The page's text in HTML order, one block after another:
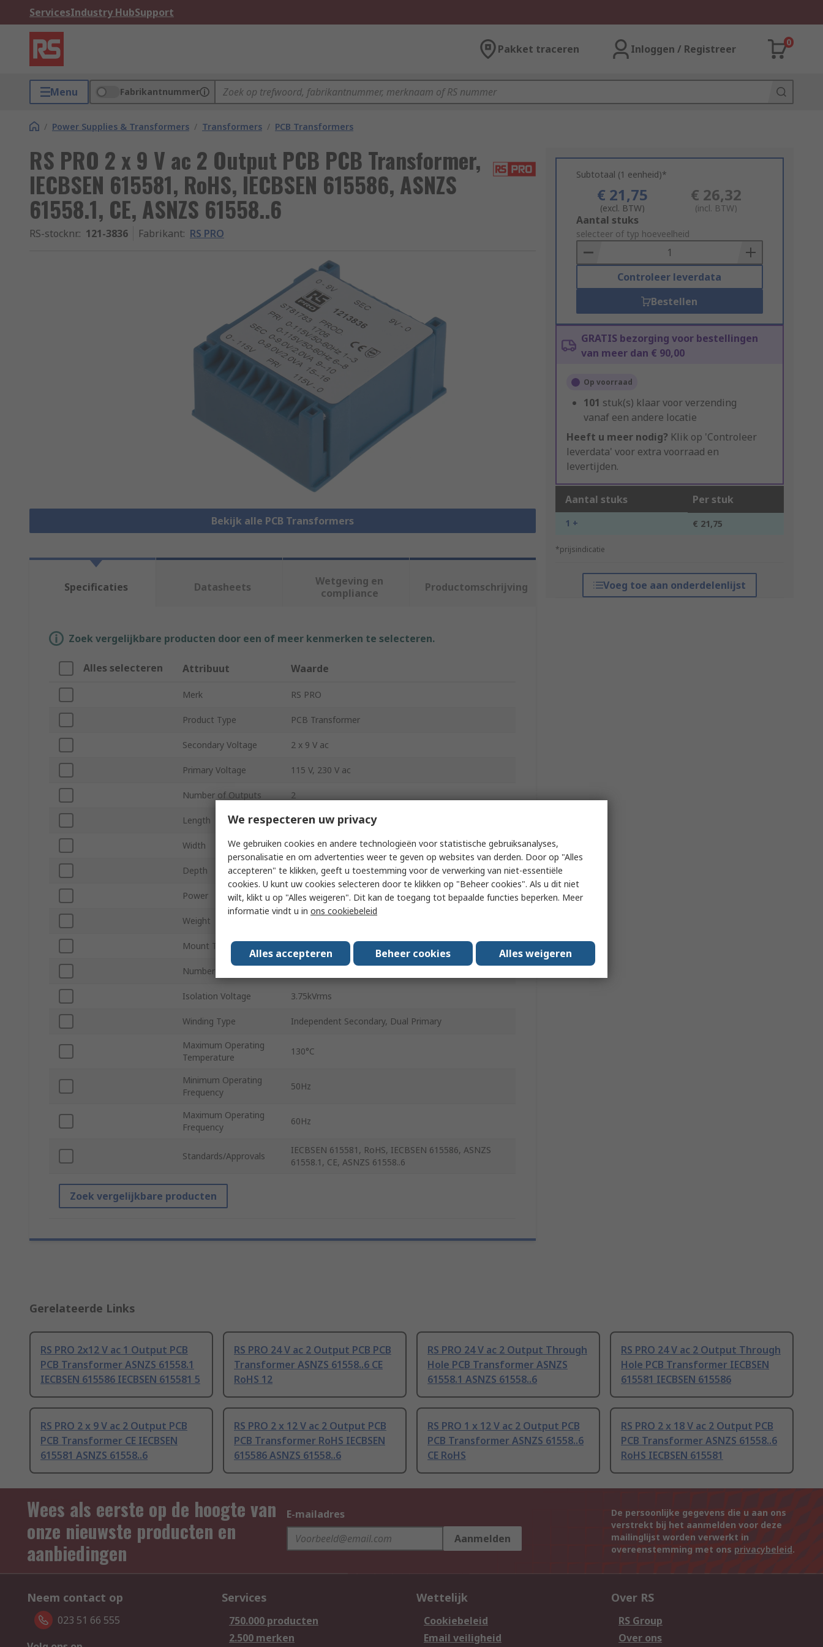
ServicesIndustry HubSupport
Pakket traceren Inloggen / Registreer
0
Menu Fabrikantnummer
/ Power Supplies & Transformers / Transformers / PCB Transformers
RS PRO 2 x 9 V ac 2 Output PCB PCB Transformer,
IECBSEN 615581, RoHS, IECBSEN 615586, ASNZS
61558.1, CE, ASNZS 61558..6
RS-stocknr.: 121-3836 Fabrikant: RS PRO
Bekijk alle PCB Transformers
Subtotaal (1 eenheid)*
€ 21,75
(excl. BTW)
€ 26,32
(incl. BTW)
Add
to
Basket
Aantal stuks
selecteer of typ hoeveelheid
Controleer leverdata
Bestellen
GRATIS bezorging voor bestellingen
van meer dan € 90,00
Op voorraad
101 stuk(s) klaar voor verzending
vanaf een andere locatie
Heeft u meer nodig? Klik op 'Controleer
leverdata' voor extra voorraad en
levertijden.
Aantal stuks Per stuk
1 + € 21,75
*prijsindicatie
Voeg toe aan onderdelenlijst
Specificaties Datasheets
Wetgeving en
compliance
Productomschrijving
Zoek vergelijkbare producten door een of meer kenmerken te selecteren.
Alles selecteren Attribuut Waarde
Merk RS PRO
Product Type PCB Transformer
Secondary Voltage 2 x 9 V ac
Primary Voltage 115 V, 230 V ac
Number of Outputs 2
Length 68mm
Width 57mm
Depth 23mm
Power 4VA
Weight
Mount Type
Number of Pins
Isolation Voltage 3.75kVrms
Winding Type Independent Secondary, Dual Primary
Maximum Operating
Temperature
130°C
Minimum Operating
Frequency
50Hz
Maximum Operating
Frequency
60Hz
Standards/Approvals
IECBSEN 615581, RoHS, IECBSEN 615586, ASNZS
61558.1, CE, ASNZS 61558..6
Zoek vergelijkbare producten
Gerelateerde Links
RS PRO 2x12 V ac 1 Output PCB
PCB Transformer ASNZS 61558.1
IECBSEN 615586 IECBSEN 615581 5
RS PRO 24 V ac 2 Output PCB PCB
Transformer ASNZS 61558..6 CE
RoHS 12
RS PRO 24 V ac 2 Output Through
Hole PCB Transformer ASNZS
61558.1 ASNZS 61558..6
RS PRO 24 V ac 2 Output Through
Hole PCB Transformer IECBSEN
615581 IECBSEN 615586
RS PRO 2 x 9 V ac 2 Output PCB
PCB Transformer CE IECBSEN
615581 ASNZS 61558..6
RS PRO 2 x 12 V ac 2 Output PCB
PCB Transformer RoHS IECBSEN
615586 ASNZS 61558..6
RS PRO 1 x 12 V ac 2 Output PCB
PCB Transformer ASNZS 61558..6
CE RoHS
RS PRO 2 x 18 V ac 2 Output PCB
PCB Transformer ASNZS 61558..6
RoHS IECBSEN 615581
Wees als eerste op de hoogte van
onze nieuwste producten en
aanbiedingen
E-mailadres
Aanmelden
De persoonlijke gegevens die u aan ons
verstrekt bij het aanmelden voor deze
mailinglijst worden verwerkt in
overeenstemming met ons privacybeleid.
Neem contact op
023 51 66 555
Services
750.000 producten
2.500 merken
Wettelijk
Cookiebeleid
Email veiligheid
Over RS
RS Group
Over ons
We respecteren uw privacy
We gebruiken cookies en andere technologieën voor statistische gebruiksanalyses,
personalisatie en om advertenties weer te geven op websites van derden. Door op "Alles
accepteren" te klikken, geeft u toestemming voor de verwerking van niet-essentiële
cookies. U kunt uw cookies selecteren door te klikken op "Beheer cookies". Als u dit niet
wilt, klikt u op "Alles weigeren". Dit kan de toegang tot bepaalde functies beperken. Meer
informatie vindt u in ons cookiebeleid
Alles accepteren Beheer cookies Alles weigeren